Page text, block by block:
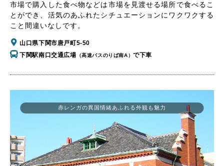
市場で購入した食べ物などは市場を見渡せる場所で食べるこ
とができ、活気のあふれたシチュエーションにワクワクする
こと間違いなしです。
山口県下関市唐戸町5-50
下関駅南口交通広場 （高速バスのりば南A）で下車
赤レンガの異国情緒あふれる外観も魅力